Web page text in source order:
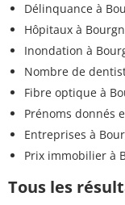
Délinquance à
Hôpitaux à
Inondation à
Nombre de
Fibre optique à
Prénoms donnés
Entreprises à
Prix immobilier à
Tous les